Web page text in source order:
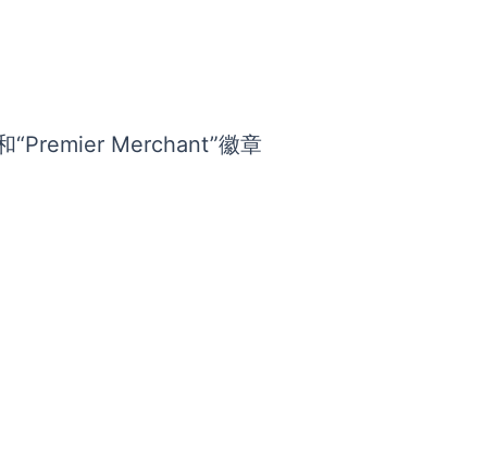
“Premier Merchant”徽章